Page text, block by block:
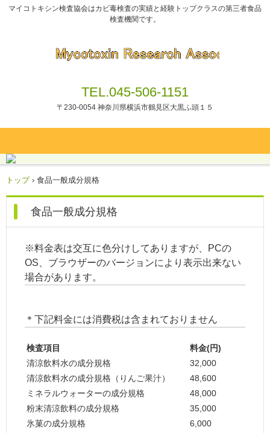
マイコトキシン検査協会はカビ毒検査の実績と経験トップクラスの第三者食品
検査機関です。
TEL.045-506-1151
〒230-0054 神奈川県横浜市鶴見区大黒ふ頭１５
トップ › 食品一般成分規格
食品一般成分規格
※料金表は交互に色分けしてありますが、PCの
OS、ブラウザーのバージョンにより表示出来ない
場合があります。
＊下記料金には消費税は含まれておりません
検査項目
料金(円)
清涼飲料水の成分規格
32,000
清涼飲料水の成分規格（りんご果汁）
48,600
ミネラルウォーターの成分規格
48,000
粉末清涼飲料の成分規格
35,000
氷菓の成分規格
6,000